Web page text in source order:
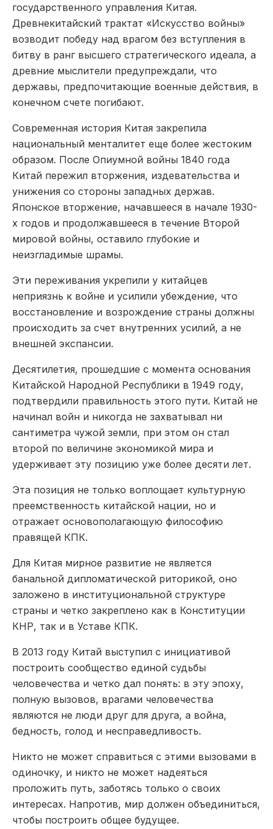
государственного управления Китая.
Древнекитайский трактат «Искусство войны»
возводит победу над врагом без вступления в
битву в ранг высшего стратегического идеала, а
древние мыслители предупреждали, что
державы, предпочитающие военные действия, в
конечном счете погибают.
Современная история Китая закрепила
национальный менталитет еще более жестоким
образом. После Опиумной войны 1840 года
Китай пережил вторжения, издевательства и
унижения со стороны западных держав.
Японское вторжение, начавшееся в начале 1930-
х годов и продолжавшееся в течение Второй
мировой войны, оставило глубокие и
неизгладимые шрамы.
Эти переживания укрепили у китайцев
неприязнь к войне и усилили убеждение, что
восстановление и возрождение страны должны
происходить за счет внутренних усилий, а не
внешней экспансии.
Десятилетия, прошедшие с момента основания
Китайской Народной Республики в 1949 году,
подтвердили правильность этого пути. Китай не
начинал войн и никогда не захватывал ни
сантиметра чужой земли, при этом он стал
второй по величине экономикой мира и
удерживает эту позицию уже более десяти лет.
Эта позиция не только воплощает культурную
преемственность китайской нации, но и
отражает основополагающую философию
правящей КПК.
Для Китая мирное развитие не является
банальной дипломатической риторикой, оно
заложено в институциональной структуре
страны и четко закреплено как в Конституции
КНР, так и в Уставе КПК.
В 2013 году Китай выступил с инициативой
построить сообщество единой судьбы
человечества и четко дал понять: в эту эпоху,
полную вызовов, врагами человечества
являются не люди друг для друга, а война,
бедность, голод и несправедливость.
Никто не может справиться с этими вызовами в
одиночку, и никто не может надеяться
проложить путь, заботясь только о своих
интересах. Напротив, мир должен объединиться,
чтобы построить общее будущее.